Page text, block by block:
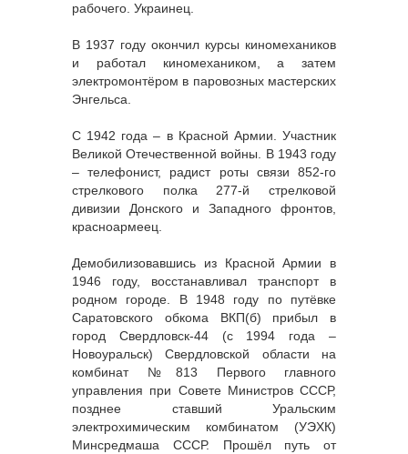
рабочего. Украинец.
В 1937 году окончил курсы киномехаников
и работал киномехаником, а затем
электромонтёром в паровозных мастерских
Энгельса.
С 1942 года – в Красной Армии. Участник
Великой Отечественной войны. В 1943 году
– телефонист, радист роты связи 852-го
стрелкового полка 277-й стрелковой
дивизии Донского и Западного фронтов,
красноармеец.
Демобилизовавшись из Красной Армии в
1946 году, восстанавливал транспорт в
родном городе. В 1948 году по путёвке
Саратовского обкома ВКП(б) прибыл в
город Свердловск-44 (с 1994 года –
Новоуральск) Свердловской области на
комбинат №813 Первого главного
управления при Совете Министров СССР,
позднее ставший Уральским
электрохимическим комбинатом (УЭХК)
Минсредмаша СССР. Прошёл путь от